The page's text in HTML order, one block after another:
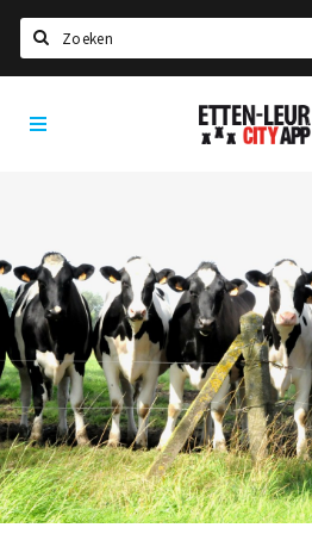
Home
Party pics
Nieuws, interviews & blogs
Eten
Drinken
Slapen
Recreatief
Winkels
Etten-
Leur